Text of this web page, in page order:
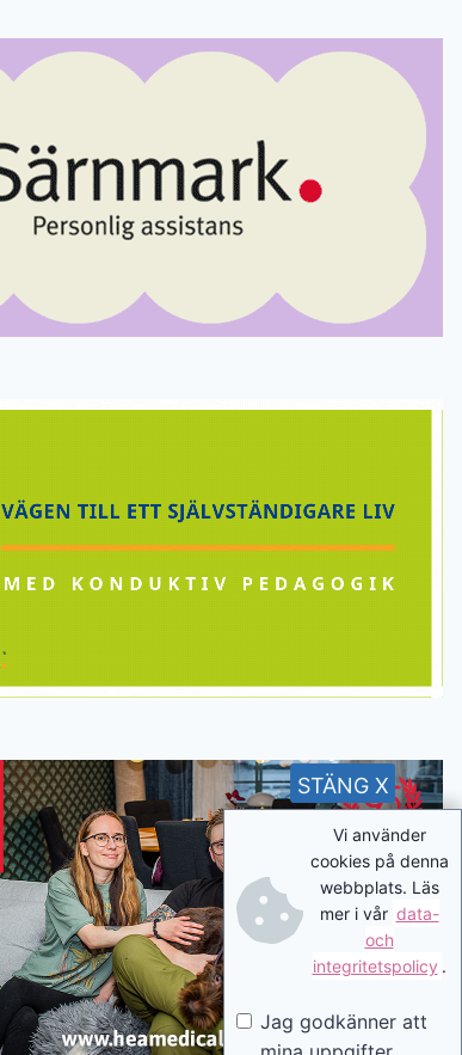
Vi använder
cookies på denna
webbplats. Läs
mer i vår data-
och
integritetspolicy .
Jag godkänner att
STÄNG X